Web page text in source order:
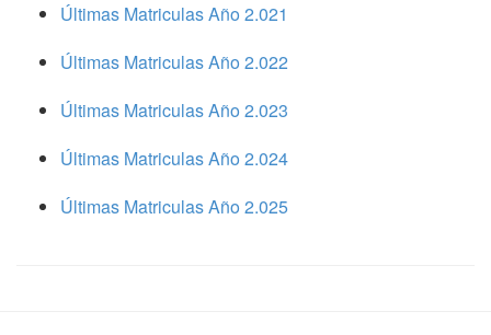
Últimas Matriculas Año 2.021
Últimas Matriculas Año 2.022
Últimas Matriculas Año 2.023
Últimas Matriculas Año 2.024
Últimas Matriculas Año 2.025